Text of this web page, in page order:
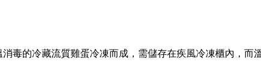
毒的冷藏流質雞蛋冷凍而成，需儲存在疾風冷凍櫃內，而